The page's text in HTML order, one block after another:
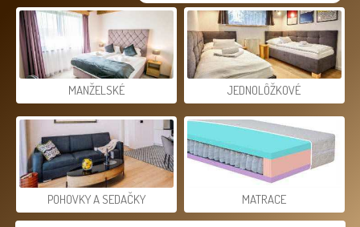
MANŽELSKÉ JEDNOLÔŽKOVÉ
POHOVKY A SEDAČKY MATRACE